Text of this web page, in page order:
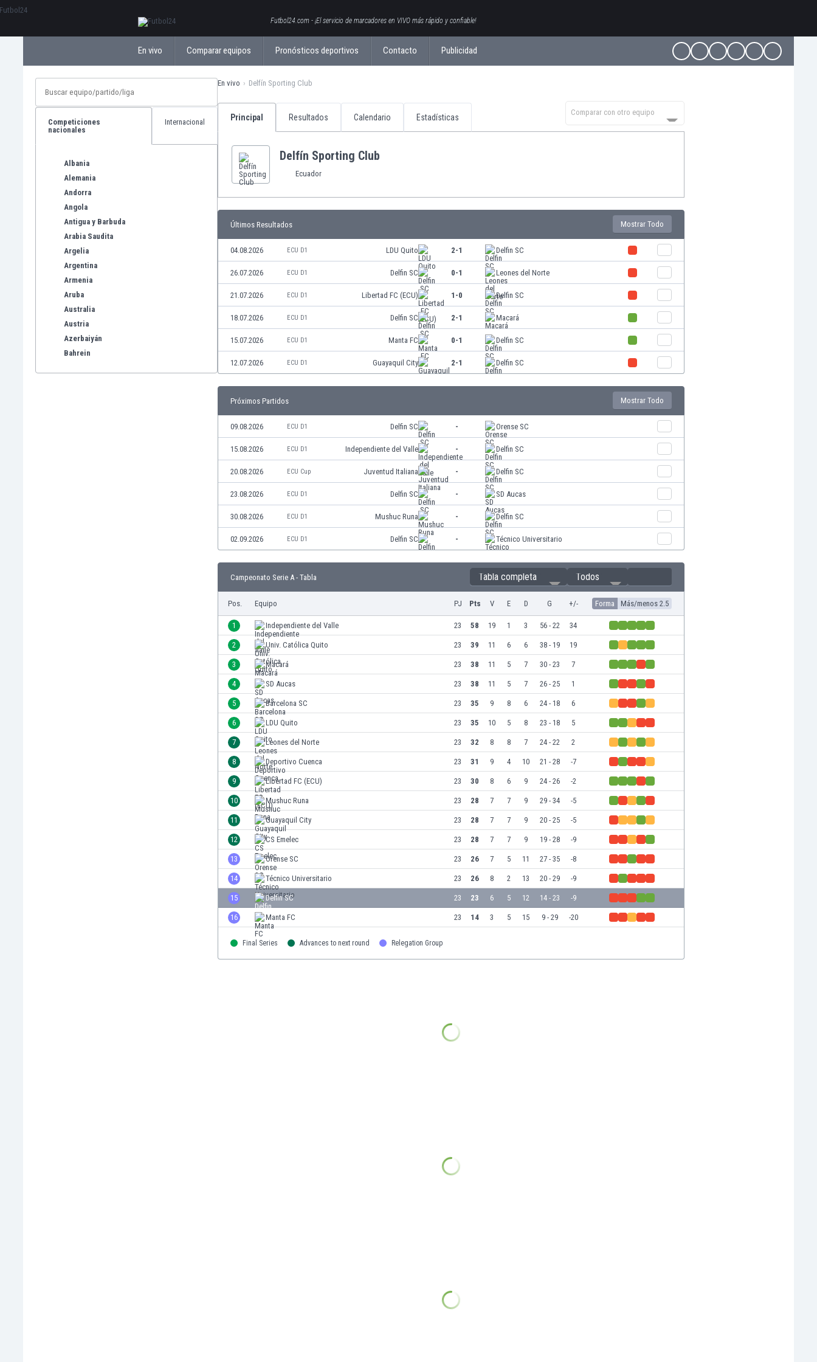
Futbol24.com - ¡El servicio de marcadores en VIVO más rápido y confiable!
En vivo Comparar equipos Pronósticos deportivos Contacto Publicidad
Competiciones
nacionales
Internacional
Albania
Alemania
Andorra
Angola
Antigua y Barbuda
Arabia Saudita
Argelia
Argentina
Armenia
Aruba
Australia
Austria
Azerbaiyán
Bahrein
En vivo Delfín Sporting Club
Principal Resultados Calendario Estadísticas
Comparar con otro equipo
Delfín Sporting Club
Ecuador
Últimos Resultados Mostrar Todo
04.08.2026 ECU D1 LDU Quito 2-1 Delfin SC
26.07.2026 ECU D1 Delfin SC 0-1 Leones del Norte
21.07.2026 ECU D1 Libertad FC (ECU) 1-0 Delfin SC
18.07.2026 ECU D1 Delfin SC 2-1 Macará
15.07.2026 ECU D1 Manta FC 0-1 Delfin SC
12.07.2026 ECU D1 Guayaquil City 2-1 Delfin SC
Próximos Partidos Mostrar Todo
09.08.2026 ECU D1 Delfin SC - Orense SC
15.08.2026 ECU D1 Independiente del Valle - Delfin SC
20.08.2026 ECU Cup Juventud Italiana - Delfin SC
23.08.2026 ECU D1 Delfin SC - SD Aucas
30.08.2026 ECU D1 Mushuc Runa - Delfin SC
02.09.2026 ECU D1 Delfin SC - Técnico Universitario
Campeonato Serie A - Tabla Tabla completa Todos
Pos. Equipo PJ Pts V E D G +/- Forma Más/menos 2.5
1 Independiente del Valle 23 58 19 1 3 56 - 22 34
2 Univ. Católica Quito 23 39 11 6 6 38 - 19 19
3 Macará 23 38 11 5 7 30 - 23 7
4 SD Aucas 23 38 11 5 7 26 - 25 1
5 Barcelona SC 23 35 9 8 6 24 - 18 6
6 LDU Quito 23 35 10 5 8 23 - 18 5
7 Leones del Norte 23 32 8 8 7 24 - 22 2
8 Deportivo Cuenca 23 31 9 4 10 21 - 28 -7
9 Libertad FC (ECU) 23 30 8 6 9 24 - 26 -2
10 Mushuc Runa 23 28 7 7 9 29 - 34 -5
11 Guayaquil City 23 28 7 7 9 20 - 25 -5
12 CS Emelec 23 28 7 7 9 19 - 28 -9
13 Orense SC 23 26 7 5 11 27 - 35 -8
14 Técnico Universitario 23 26 8 2 13 20 - 29 -9
15 Delfin SC 23 23 6 5 12 14 - 23 -9
16 Manta FC 23 14 3 5 15 9 - 29 -20
Final Series Advances to next round Relegation Group